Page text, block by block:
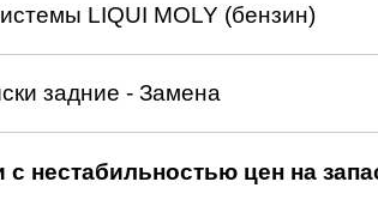
LIQUI MOLY (бензин)
задние - Замена
нестабильностью цен на